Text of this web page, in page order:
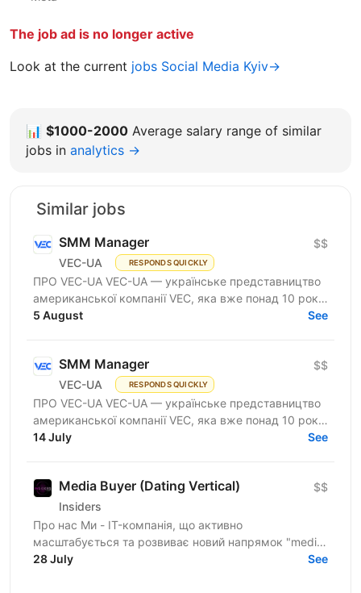
The job ad is no longer active
Look at the current jobs Social Media Kyiv→
📊 $1000-2000 Average salary range of similar
jobs in analytics →
Similar jobs
SMM Manager
VEC-UA RESPONDS QUICKLY
$$
ПРО VEC-UA VEC-UA — українське представництво
американської компанії VEC, яка вже понад 10 років
трансформує будівельну галузь за допомогою BIM
5 August See
SMM Manager
VEC-UA RESPONDS QUICKLY
$$
ПРО VEC-UA VEC-UA — українське представництво
американської компанії VEC, яка вже понад 10 років
трансформує будівельну галузь за допомогою BIM
14 July See
Media Buyer (Dating Vertical)
Insiders
$$
Про нас Ми - IT-компанія, що активно
масштабується та розвиває новий напрямок "media
buying". У нас вже є сформована команда
28 July See